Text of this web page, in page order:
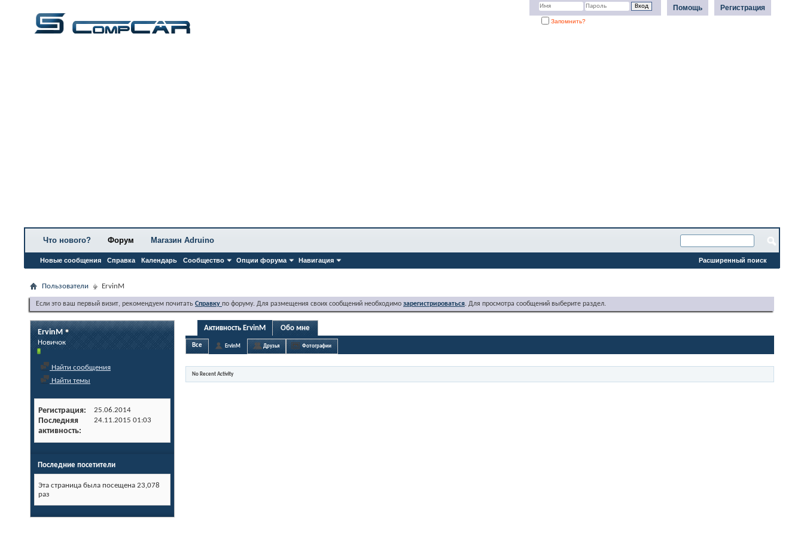
Регистрация
Помощь
Запомнить?
Что нового? Форум
Новые сообщения Справка Календарь Сообщество Опции форума Навигация
Магазин Adruino
Расширенный поиск
Пользователи ErvinM
Если это ваш первый визит, рекомендуем почитать Справку по форуму. Для размещения своих сообщений необходимо зарегистрироваться. Для просмотра сообщений выберите раздел.
ErvinM
Новичок
Найти сообщения
Найти темы
Регистрация 25.06.2014
Последняя
активность
24.11.2015 01:03
Последние посетители
Эта страница была посещена 23,078
раз
Активность ErvinM Обо мне
Все ErvinM Друзья Фотографии
No Recent Activity